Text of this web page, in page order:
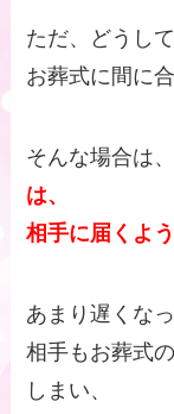
ただ、どうし
お葬式に間に
そんな場合は
は、
相手に届くよ
あまり遅くな
相手もお葬式
しまい、